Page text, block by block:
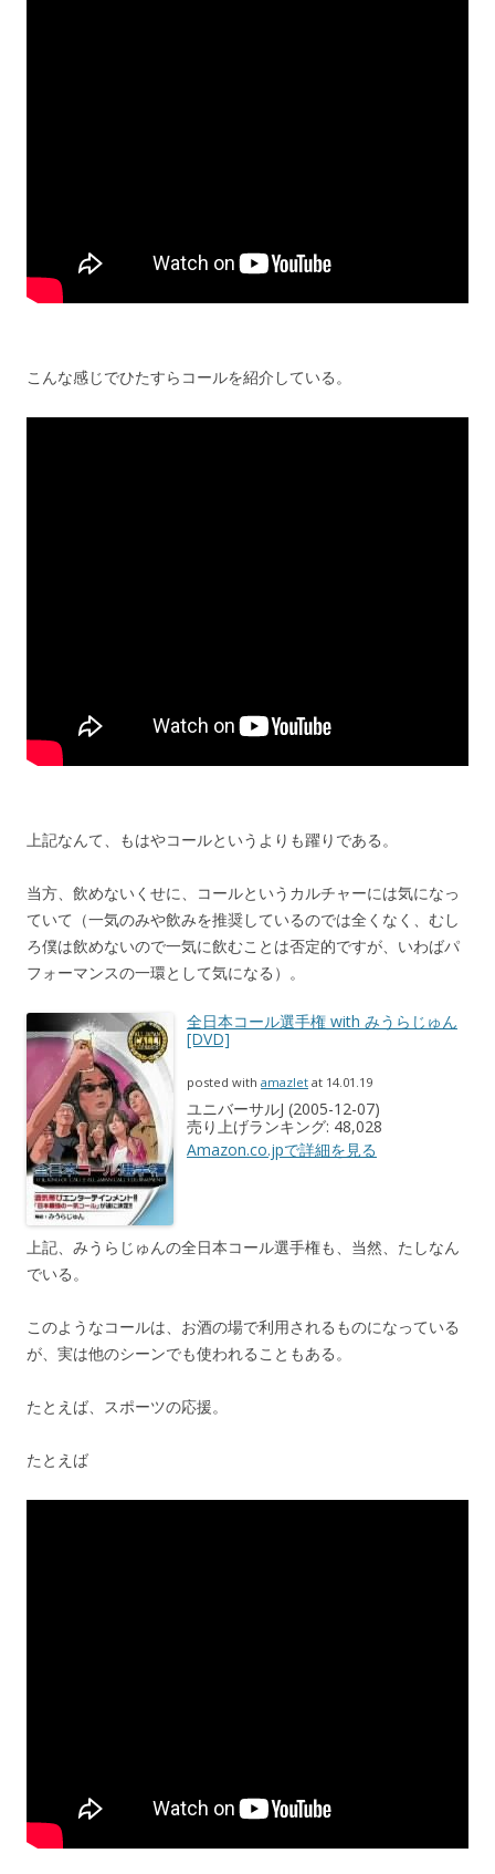
こんな感じでひたすらコールを紹介している。
上記なんて、もはやコールというよりも躍りである。
当方、飲めないくせに、コールというカルチャーには気になっ
ていて（一気のみや飲みを推奨しているのでは全くなく、むし
ろ僕は飲めないので一気に飲むことは否定的ですが、いわばパ
フォーマンスの一環として気になる）。
全日本コール選手権 with みうらじゅん
[DVD]
posted with amazlet at 14.01.19
ユニバーサルJ (2005-12-07)
売り上げランキング: 48,028
Amazon.co.jpで詳細を見る
上記、みうらじゅんの全日本コール選手権も、当然、たしなん
でいる。
このようなコールは、お酒の場で利用されるものになっている
が、実は他のシーンでも使われることもある。
たとえば、スポーツの応援。
たとえば